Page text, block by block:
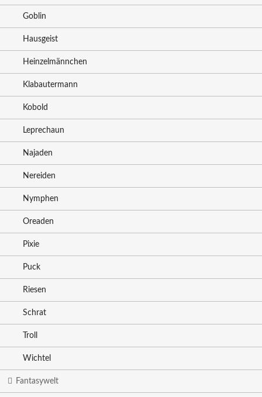
Goblin
Hausgeist
Heinzelmännchen
Klabautermann
Kobold
Leprechaun
Najaden
Nereiden
Nymphen
Oreaden
Pixie
Puck
Riesen
Schrat
Troll
Wichtel
Fantasywelt